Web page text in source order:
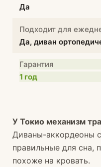
Да
Подходит для
Да, диван
Гарантия
1 год
У Токио механизм
Диваны-аккордеоны
правильные для сна,
похоже на кровать.